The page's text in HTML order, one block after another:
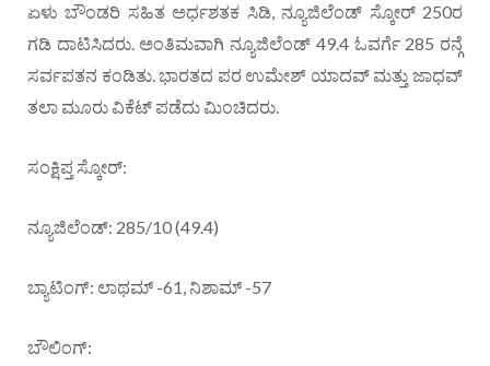
ಏಳು ಬೌಂಡರಿ ಸಹಿತ ಅರ್ಧಶತಕ ಸಿಡಿ, ನ್ಯೂಜಿಲೆಂಡ್ ಸ್ಕೋರ್ 250ರ
ಗಡಿ ದಾಟಿಸಿದರು. ಅಂತಿಮವಾಗಿ ನ್ಯೂಜಿಲೆಂಡ್ 49.4 ಓವರ್ಗೆ 285 ರನ್ಗೆ
ಸರ್ವಪತನ ಕಂಡಿತು. ಭಾರತದ ಪರ ಉಮೇಶ್ ಯಾದವ್ ಮತ್ತು ಜಾಧವ್
ತಲಾ ಮೂರು ವಿಕೆಟ್ ಪಡೆದು ಮಿಂಚಿದರು.
ಸಂಕ್ಷಿಪ್ತ ಸ್ಕೋರ್:
ನ್ಯೂಜಿಲೆಂಡ್: 285/10 (49.4)
ಬ್ಯಾಟಿಂಗ್: ಲಾಥಮ್ -61, ನಿಶಾಮ್ -57
ಬೌಲಿಂಗ್: